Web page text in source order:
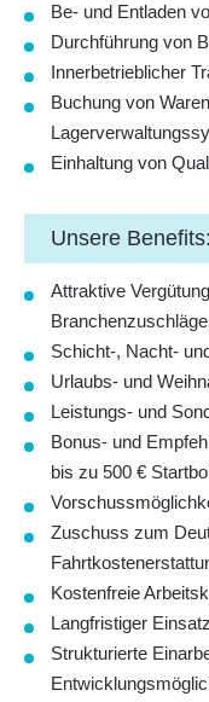
Be- und Entladen
Durchführung von
Innerbetrieblicher
Buchung von
Einhaltung von
Unsere Benefits:
Attraktive
Schicht-, Nacht-
Urlaubs- und
Leistungs- und
Bonus- und
bis zu 500 €
Zuschuss zum
Kostenfreie
Langfristiger
Strukturierte